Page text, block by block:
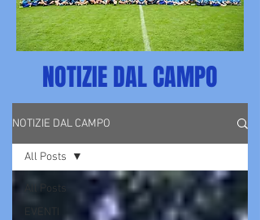
NOTIZIE DAL CAMPO
All Posts
EVENTI
All Posts
NOTIZIE DAL CAMPO